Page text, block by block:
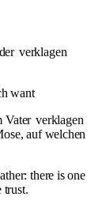
verklagen
want
Vater verklagen
auf welchen
there is one
trust.